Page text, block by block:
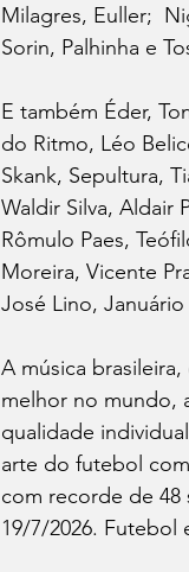
Milagres, Euller;
Sorin, Palhinha e
E também Éder,
do Ritmo, Léo
Skank, Sepultura,
Waldir Silva, Aldair
Rômulo Paes,
Moreira, Vicente
José Lino,
A música
melhor no mundo,
qualidade
arte do futebol
com recorde de 48
19/7/2026. Futebol